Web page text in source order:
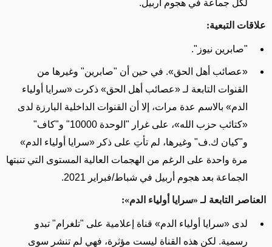
لكل جماعة في هجوم أربيل.
علاقات التبعية:
"صابرين نيوز".
«عصائب أهل الحق»
. في حين أن "صابرين" وغيرها من
القنوات التابعة لـ «عصائب أهل الحق» ذكرت «سرايا أولياء
الدم» بالاسم عدة مرات، إلا أن القنوات الداخلية البارزة لدى
«كتائب حزب الله»
، على غرار "الوحدة 10000" و"كاف"
و"كيان ك.ف" وغيرها، لم تأتِ على ذكر «سرايا أولياء الدم»
مرة واحدة على الرغم من الهجمات العالية المستوى التي تنبتها
الجماعة بعد هجوم أربيل في شباط/فبراير 2021.
العناصر التابعة لـ «سرايا أولياء الدم»
:
لدى «سرايا أولياء الدم» قناة إعلامية على "تلغرام" تبدو
رسمية. لكن هذه القناة ليست مؤثرة، فهي لم تنشر سوى